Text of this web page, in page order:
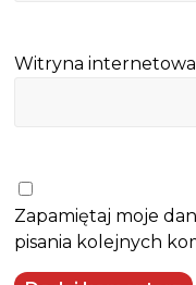
Witryna internetowa
Zapamiętaj moje
pisania kolejnych